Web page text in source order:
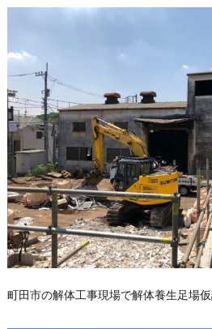
町田市の解体工事現場で解体養生足場仮